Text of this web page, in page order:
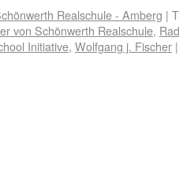
Realschule - Amberg |
von Schönwerth Realschule,
Initiative, Wolfgang j. Fischer |